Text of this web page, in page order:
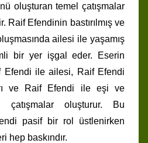
oluşturan temel çatışmalar
Raif Efendinin bastırılmış ve
ailesi ile yaşamış
bir yer işgal eder. Eserin
Efendi ile ailesi, Raif Efendi
ve Raif Efendi ile eşi ve
çatışmalar oluşturur. Bu
pasif bir rol üstlenirken
hep baskındır.